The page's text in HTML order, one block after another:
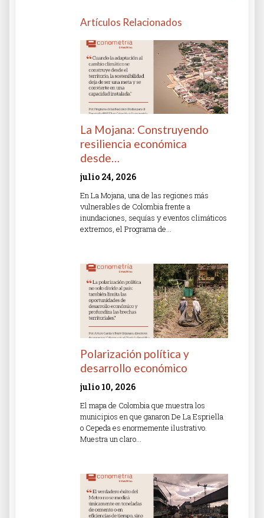
Artículos Relacionados
La Mojana: Construyendo
resiliencia económica
desde…
julio 24, 2026
En La Mojana, una de las regiones más
vulnerables de Colombia frente a
inundaciones, sequías y eventos climáticos
extremos, el Programa de…
Polarización política y
desarrollo económico
julio 10, 2026
El mapa de Colombia que muestra los
municipios en que ganaron De La Espriella
o Cepeda es enormemente ilustrativo.
Muestra un claro…